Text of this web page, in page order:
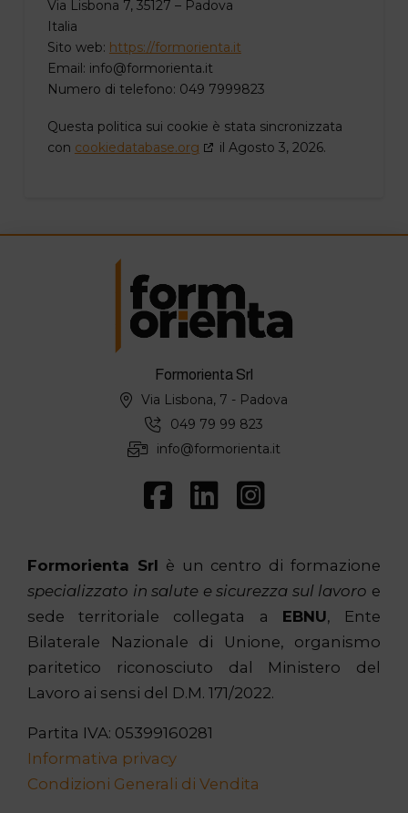
Via Lisbona 7, 35127 – Padova
Italia
Sito web: https://formorienta.it
Email: info@formorienta.it
Numero di telefono: 049 7999823
Questa politica sui cookie è stata sincronizzata
con cookiedatabase.org il Agosto 3, 2026.
Formorienta Srl
Via Lisbona, 7 - Padova
049 79 99 823
info@formorienta.it
Formorienta Srl è un centro di formazione
specializzato in salute e sicurezza sul lavoro e
sede territoriale collegata a EBNU, Ente
Bilaterale Nazionale di Unione, organismo
paritetico riconosciuto dal Ministero del
Lavoro ai sensi del D.M. 171/2022.
Partita IVA: 05399160281
Informativa privacy
Condizioni Generali di Vendita